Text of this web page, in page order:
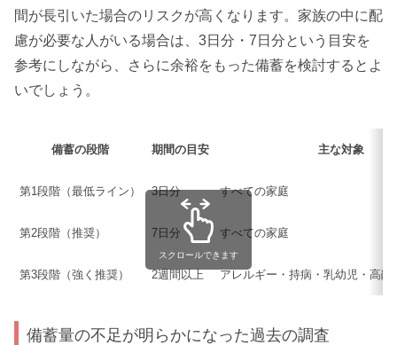
間が長引いた場合のリスクが高くなります。家族の中に配
慮が必要な人がいる場合は、3日分・7日分という目安を
参考にしながら、さらに余裕をもった備蓄を検討するとよ
いでしょう。
備蓄の段階 期間の目安 主な対象
第1段階（最低ライン） 3日分 すべての家庭
第2段階（推奨） 7日分 すべての家庭
第3段階（強く推奨） 2週間以上 アレルギー・持病・乳幼児・高齢
スクロールできます
備蓄量の不足が明らかになった過去の調査